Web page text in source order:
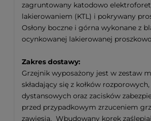
zagruntowany katodowo
lakierowaniem (KTL) i pokrywany
Osłony boczne i górna wykonane z
ocynkowanej lakierowanej proszkowo
Zakres dostawy:
Grzejnik wyposażony jest w zestaw
składający się z kołków
dystansowych oraz zacisków
przed przypadkowym zrzuceniem
zawiesia. Wbudowany korek